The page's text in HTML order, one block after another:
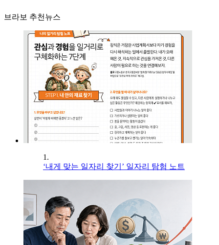
브라보 추천뉴스
1.
‘내게 맞는 일자리 찾기’ 일자리 탐험 노트